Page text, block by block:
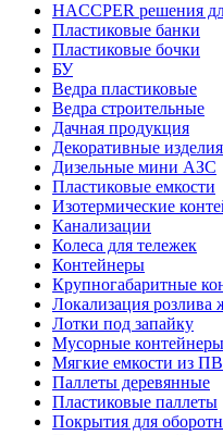
HACCPER решения
Пластиковые банки
Пластиковые бочки
БУ
Ведра пластиковые
Ведра строительные
Дачная продукция
Декоративные изделия
Дизельные мини АЗС
Пластиковые емкости
Изотермические
Канализации
Колеса для тележек
Контейнеры
Крупногабаритные
Локализация розлива
Лотки под запайку
Мусорные контейнеры
Мягкие емкости из
Паллеты деревянные
Пластиковые паллеты
Покрытия для